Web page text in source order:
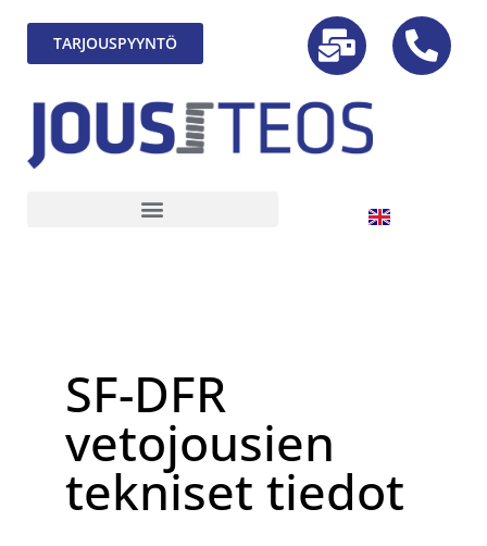
TARJOUSPYYNTÖ
SF-DFR
vetojousien
tekniset tiedot